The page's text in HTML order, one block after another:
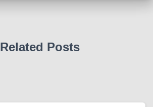
Related Posts